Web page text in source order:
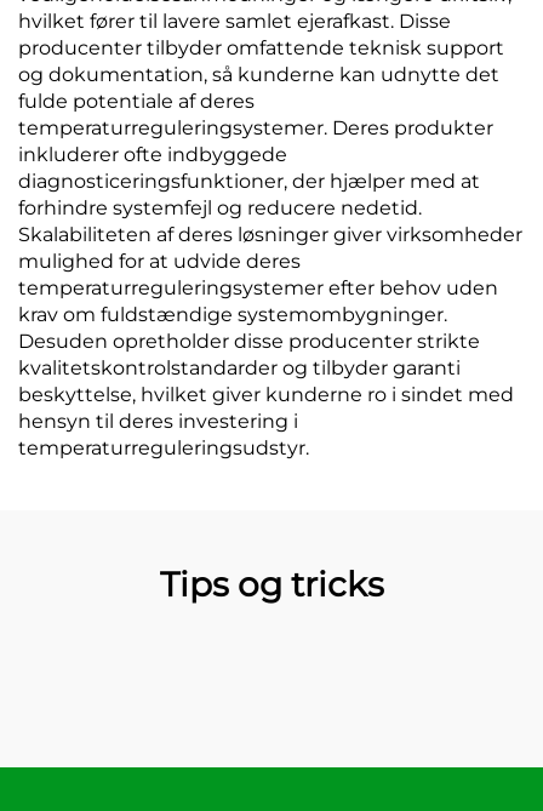
hvilket fører til lavere samlet ejerafkast. Disse
producenter tilbyder omfattende teknisk support
og dokumentation, så kunderne kan udnytte det
fulde potentiale af deres
temperaturreguleringsystemer. Deres produkter
inkluderer ofte indbyggede
diagnosticeringsfunktioner, der hjælper med at
forhindre systemfejl og reducere nedetid.
Skalabiliteten af deres løsninger giver virksomheder
mulighed for at udvide deres
temperaturreguleringsystemer efter behov uden
krav om fuldstændige systemombygninger.
Desuden opretholder disse producenter strikte
kvalitetskontrolstandarder og tilbyder garanti
beskyttelse, hvilket giver kunderne ro i sindet med
hensyn til deres investering i
temperaturreguleringsudstyr.
Tips og tricks